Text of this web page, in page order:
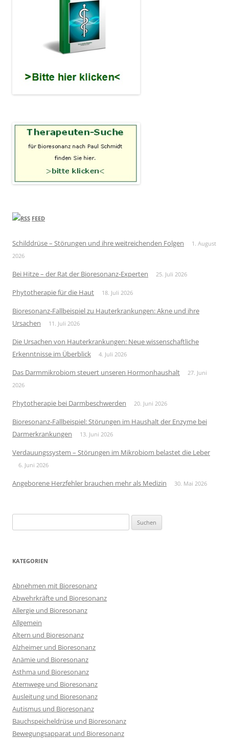
FEED
Schilddrüse – Störungen und ihre weitreichenden Folgen
1. August
2026
Bei Hitze – der Rat der Bioresonanz-Experten 25. Juli 2026
Phytotherapie für die Haut 18. Juli 2026
Bioresonanz-Fallbeispiel zu Hauterkrankungen: Akne und ihre
Ursachen
11. Juli 2026
Die Ursachen von Hauterkrankungen: Neue wissenschaftliche
Erkenntnisse im Überblick
4. Juli 2026
Das Darmmikrobiom steuert unseren Hormonhaushalt
27. Juni
2026
Phytotherapie bei Darmbeschwerden 20. Juni 2026
Bioresonanz-Fallbeispiel: Störungen im Haushalt der Enzyme bei
Darmerkrankungen
13. Juni 2026
Verdauungssystem – Störungen im Mikrobiom belastet die Leber
6. Juni 2026
Angeborene Herzfehler brauchen mehr als Medizin 30. Mai 2026
nach:
KATEGORIEN
Abnehmen mit Bioresonanz
Abwehrkräfte und Bioresonanz
Allergie und Bioresonanz
Allgemein
Altern und Bioresonanz
Alzheimer und Bioresonanz
Anämie und Bioresonanz
Asthma und Bioresonanz
Atemwege und Bioresonanz
Ausleitung und Bioresonanz
Autismus und Bioresonanz
Bauchspeicheldrüse und Bioresonanz
Bewegungsapparat und Bioresonanz